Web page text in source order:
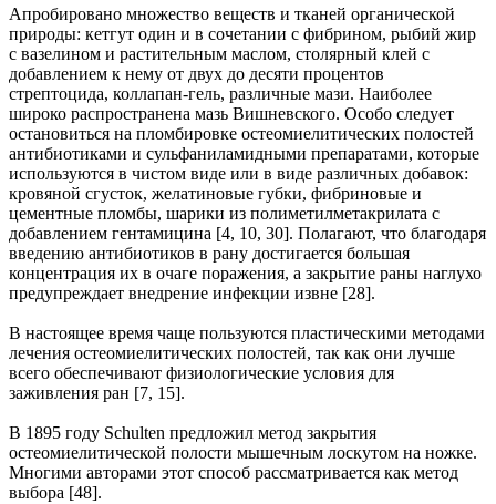
Апробировано множество веществ и тканей органической
природы: кетгут один и в сочетании с фибрином, рыбий жир
с вазелином и растительным маслом, столярный клей с
добавлением к нему от двух до десяти процентов
стрептоцида, коллапан-гель, различные мази. Наиболее
широко распространена мазь Вишневского. Особо следует
остановиться на пломбировке остеомиелитических полостей
антибиотиками и сульфаниламидными препаратами, которые
используются в чистом виде или в виде различных добавок:
кровяной сгусток, желатиновые губки, фибриновые и
цементные пломбы, шарики из полиметилметакрилата с
добавлением гентамицина [4, 10, 30]. Полагают, что благодаря
введению антибиотиков в рану достигается большая
концентрация их в очаге поражения, а закрытие раны наглухо
предупреждает внедрение инфекции извне [28].
В настоящее время чаще пользуются пластическими методами
лечения остеомиелитических полостей, так как они лучше
всего обеспечивают физиологические условия для
заживления ран [7, 15].
В 1895 году Schulten предложил метод закрытия
остеомиелитической полости мышечным лоскутом на ножке.
Многими авторами этот способ рассматривается как метод
выбора [48].